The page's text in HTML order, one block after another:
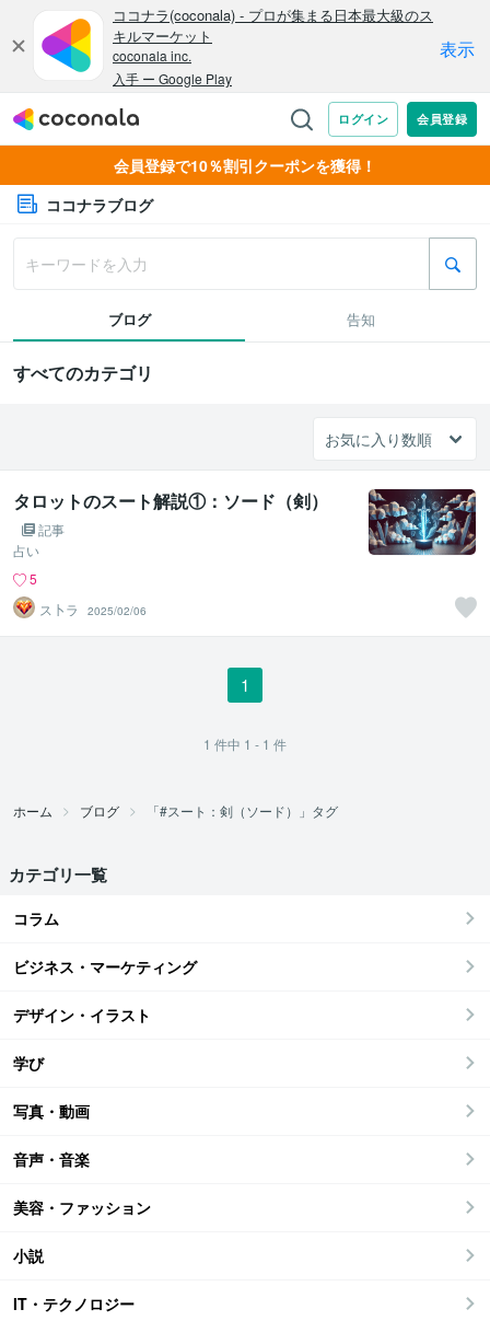
会員登録で10％割引クーポンを獲得！
ココナラブログ
ブログ 告知
すべてのカテゴリ
タロットのスート解説①：ソード（剣）
記事
占い
5
ス卜ラ
2025/02/06
1
1 件中 1 - 1 件
ホーム ブログ 「#スート：剣（ソード）」タグ
カテゴリ一覧
コラム
ビジネス・マーケティング
デザイン・イラスト
学び
写真・動画
音声・音楽
美容・ファッション
小説
IT・テクノロジー